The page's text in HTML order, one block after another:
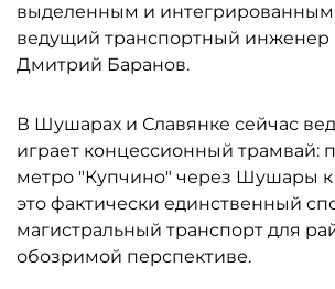
выделенным и
ведущий транспортный инженер
Дмитрий Баранов.
В Шушарах и Славянке сейчас
играет концессионный трамвай:
метро "Купчино" через Шушары
это фактически единственный
магистральный транспорт для
обозримой перспективе.